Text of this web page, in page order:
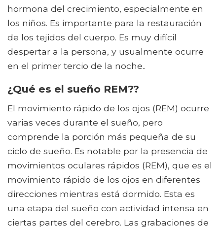
hormona del crecimiento, especialmente en
los niños. Es importante para la restauración
de los tejidos del cuerpo. Es muy difícil
despertar a la persona, y usualmente ocurre
en el primer tercio de la noche..
¿Qué es el sueño REM??
El movimiento rápido de los ojos (REM) ocurre
varias veces durante el sueño, pero
comprende la porción más pequeña de su
ciclo de sueño. Es notable por la presencia de
movimientos oculares rápidos (REM), que es el
movimiento rápido de los ojos en diferentes
direcciones mientras está dormido. Esta es
una etapa del sueño con actividad intensa en
ciertas partes del cerebro. Las grabaciones de